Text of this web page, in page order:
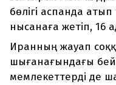
бөлігі аспанда атып
нысанаға жетіп, 16
Иранның жауап
шығанағындағы
мемлекеттерді де